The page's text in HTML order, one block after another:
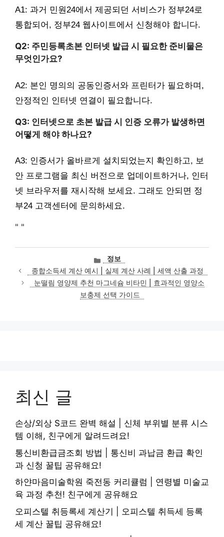
A1: 과거 민원24에서 제공되던 서비스가 정부24로
통합되어, 정부24 웹사이트에서 신청해야 합니다.
Q2: 주민등록초본 인터넷 발급 시 필요한 준비물은
무엇인가요?
A2: 본인 명의의 공동인증서와 프린터가 필요하며,
안정적인 인터넷 연결이 필요합니다.
Q3: 인터넷으로 초본 발급 시 인증 오류가 발생하면
어떻게 해야 하나요?
A3: 인증서가 올바르게 설치되었는지 확인하고, 보
안 프로그램을 최신 버전으로 업데이트하거나, 인터
넷 브라우저를 재시작해 보세요. 그래도 안되면 정
부24 고객센터에 문의하세요.
" "
카
테
고
리
정보
종합소득세 계산 예시 | 실제 계산 사례 | 세액 산출 과정
눈떨림 영양제 추천 마그네슘 비타민 | 효과적인 영양소
보충제 선택 가이드
최신 글
손상/외상 S코드 완벽 해설 | 신체 부위별 분류 시스
템 이해, 친구에게 알려드려요!
통신비환급금조회 방법 | 통신비 과납금 환급 확인
과 신청 꿀팁 공유해요!
하얀마음미술학원 죽전동 커리큘럼 | 연령별 미술교
육 과정 추천! 친구에게 공유해요
오피스텔 취등록세 계산기 | 오피스텔 취득세 등록
세 계산 꿀팁 공유해요!